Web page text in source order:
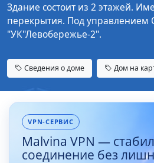
Здание состоит из 2 этажей.
перекрытия. Под
"УК"Левобережье-2".
Сведения о доме Дом на
VPN-СЕРВИС
Malvina VPN —
соединение без